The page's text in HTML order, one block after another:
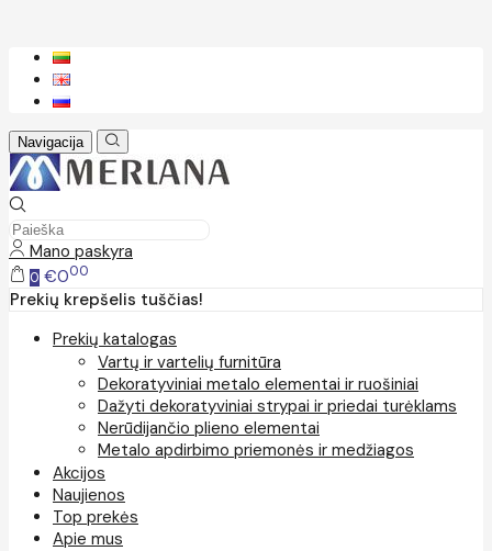
Navigacija
Mano paskyra
0 €000
Prekių krepšelis tuščias!
Prekių katalogas
Vartų ir vartelių furnitūra
Dekoratyviniai metalo elementai ir ruošiniai
Dažyti dekoratyviniai strypai ir priedai turėklams
Nerūdijančio plieno elementai
Metalo apdirbimo priemonės ir medžiagos
Akcijos
Naujienos
Top prekės
Apie mus